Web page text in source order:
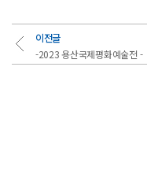
이전글
-2023 용산국제평화예술전 -